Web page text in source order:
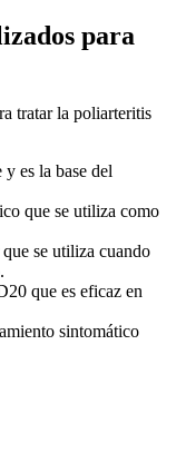
para
tratar la poliarteritis
es la base del
que se utiliza como
se utiliza cuando
que es eficaz en
sintomático